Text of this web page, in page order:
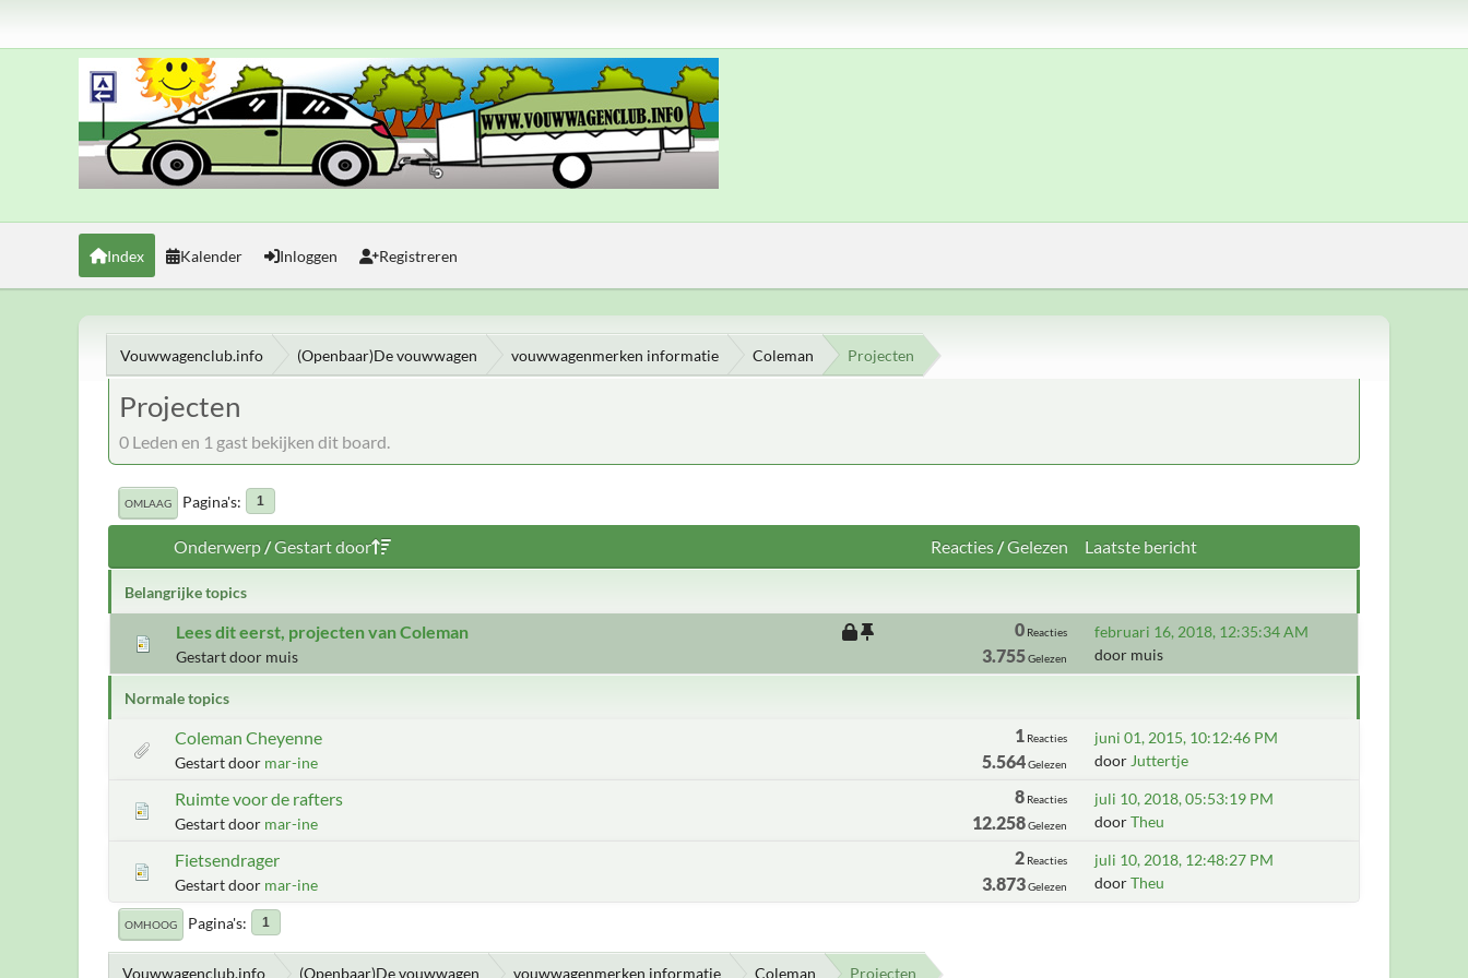
Index Kalender Inloggen Registreren
Vouwwagenclub.info (Openbaar)De vouwwagen vouwwagenmerken informatie Coleman Projecten
Projecten
0 Leden en 1 gast bekijken dit board.
OMLAAG Pagina's 1
Onderwerp/Gestart door Reacties/Gelezen Laatste bericht
Belangrijke topics
Lees dit eerst, projecten van Coleman
Gestart door muis
0Reacties
3.755Gelezen
februari 16, 2018, 12:35:34 AM
door muis
Normale topics
Coleman Cheyenne
Gestart door mar-ine
1 Reacties
5.564Gelezen
juni 01, 2015, 10:12:46 PM
door Juttertje
Ruimte voor de rafters
Gestart door mar-ine
8 Reacties
12.258Gelezen
juli 10, 2018, 05:53:19 PM
doorTheu
Fietsendrager
Gestart door mar-ine
2 Reacties
3.873Gelezen
juli 10, 2018, 12:48:27 PM
doorTheu
OMHOOG Pagina's 1
Vouwwagenclub.info (Openbaar)De vouwwagen vouwwagenmerken informatie Coleman Projecten